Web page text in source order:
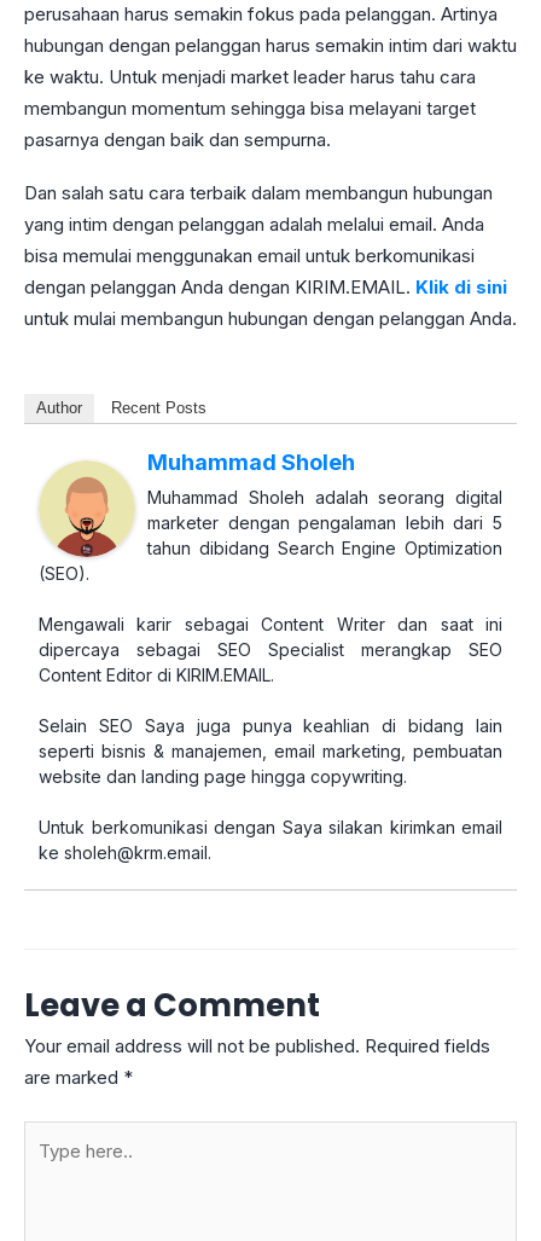
perusahaan harus semakin fokus pada pelanggan. Artinya
hubungan dengan pelanggan harus semakin intim dari waktu
ke waktu. Untuk menjadi market leader harus tahu cara
membangun momentum sehingga bisa melayani target
pasarnya dengan baik dan sempurna.
Dan salah satu cara terbaik dalam membangun hubungan
yang intim dengan pelanggan adalah melalui email. Anda
bisa memulai menggunakan email untuk berkomunikasi
dengan pelanggan Anda dengan KIRIM.EMAIL. Klik di sini
untuk mulai membangun hubungan dengan pelanggan Anda.
Author Recent Posts
Muhammad Sholeh
Muhammad Sholeh adalah seorang digital
marketer dengan pengalaman lebih dari 5
tahun dibidang Search Engine Optimization
(SEO).
Mengawali karir sebagai Content Writer dan saat ini
dipercaya sebagai SEO Specialist merangkap SEO
Content Editor di KIRIM.EMAIL.
Selain SEO Saya juga punya keahlian di bidang lain
seperti bisnis & manajemen, email marketing, pembuatan
website dan landing page hingga copywriting.
Untuk berkomunikasi dengan Saya silakan kirimkan email
ke sholeh@krm.email.
Leave a Comment
Your email address will not be published. Required fields
are marked *
here..